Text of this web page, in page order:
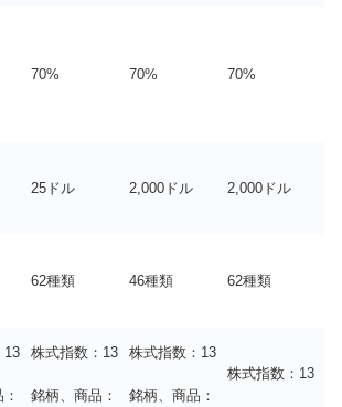
70% 70% 70%
25ドル 2,000ドル 2,000ドル
62種類 46種類 62種類
13 株式指数：13
銘柄、商品：
株式指数：13
銘柄、商品：
株式指数：13